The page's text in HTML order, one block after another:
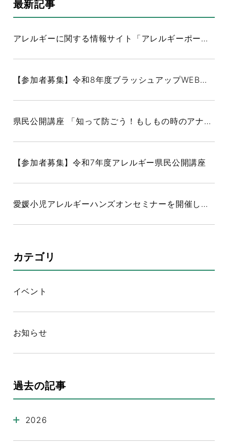
検索
最新記事
アレルギーに関する情報サイト「アレルギーポータル」について
【参加者募集】令和8年度ブラッシュアップWEB研修（愛媛小児吸入療法研究会）
県民公開講座 「知って防ごう！もしもの時のアナフィラキシー～みんなで守る命のために～」を開催しました
【参加者募集】令和7年度アレルギー県民公開講座
愛媛小児アレルギーハンズオンセミナーを開催しました
カテゴリ
イベント
お知らせ
過去の記事
2026